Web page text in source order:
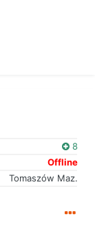
8
Offline
Tomaszów Maz.